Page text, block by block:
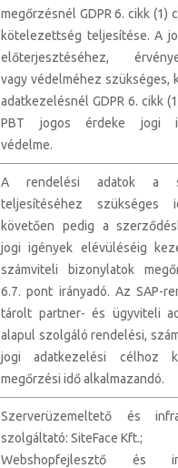
megőrzésnél GDPR 6. cikk (1)
kötelezettség teljesítése. A
előterjesztéséhez,
vagy védelméhez szükséges,
adatkezelésnél GDPR 6. cikk
PBT jogos érdeke jogi
védelme.
A rendelési adatok a
teljesítéséhez szükséges
követően pedig a
jogi igények elévüléséig
számviteli bizonylatok
6.7. pont irányadó. Az SAP-
tárolt partner- és ügyviteli
alapul szolgáló rendelési,
jogi adatkezelési célhoz
megőrzési idő alkalmazandó.
Szerverüzemeltető és
szolgáltató: SiteFace Kft.;
Webshopfejlesztő és